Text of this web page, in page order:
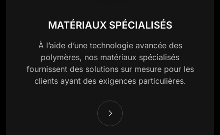
MATÉRIAUX SPÉCIALISÉS
À l’aide d’une technologie avancée des
polymères, nos matériaux spécialisés
fournissent des solutions sur mesure pour les
clients ayant des exigences particulières.